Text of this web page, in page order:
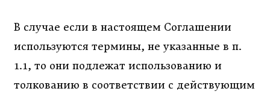
В случае если в настоящем Соглашении
используются термины, не указанные в п.
1.1, то они подлежат использованию и
толкованию в соответствии с действующим